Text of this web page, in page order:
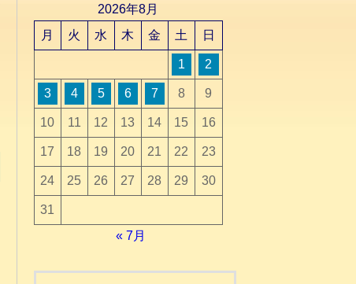
2026年8月
月
火 水 木 金 土 日
1 2
3 4 5 6 7 8 9
10 11 12 13 14 15 16
17 18 19 20 21 22 23
24 25 26 27 28 29 30
31
« 7月